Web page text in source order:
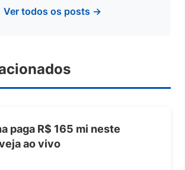
Ver todos os posts →
paga R$ 165 mi neste
ao vivo